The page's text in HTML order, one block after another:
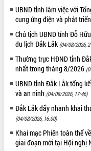
tay làm sạch môi trường
Xã Ea Kar bước chuyển mình
công tác cải cách hành chính
mới
UBND tỉnh họp báo định kỳ
năm 2026
Hội thảo khoa học “Giải pháp
phát triển nền kinh tế xanh tại
Đắk Lắk”
Tăng cường giám sát, đôn đốc
hàng tuần
UBND tỉnh làm việc với
cung ứng điện và phát
Chủ tịch UBND tỉnh Đỗ
du lịch Đắk Lắk (04/08/2026,
Thường trực HĐND tỉnh
nhất trong tháng 8/2026
UBND tỉnh Đắk Lắk tổng
và an ninh (04/08/2026, 17:46)
Đắk Lắk đẩy nhanh khai
(04/08/2026, 16:00)
Khai mạc Phiên toàn thể
giai đoạn mới tại Hội nghị